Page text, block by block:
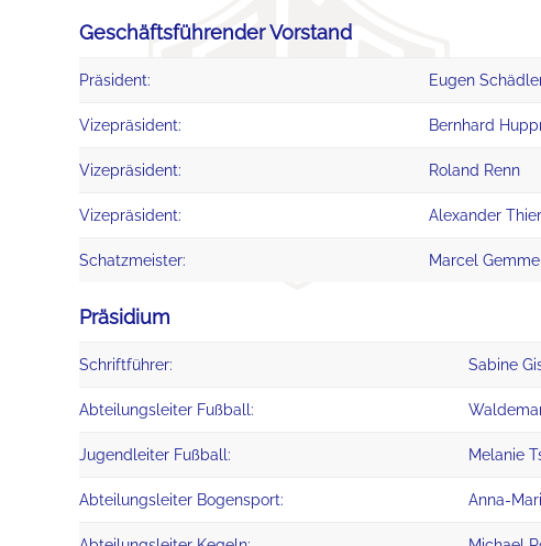
Geschäftsführender Vorstand
Präsident: Eugen
Vizepräsident: Bernhard
Vizepräsident: Roland Renn
Vizepräsident: Alexander
Schatzmeister: Marcel
Präsidium
Schriftführer: Sabine
Abteilungsleiter Fußball:
Jugendleiter Fußball: Melanie
Abteilungsleiter Bogensport: Anna-